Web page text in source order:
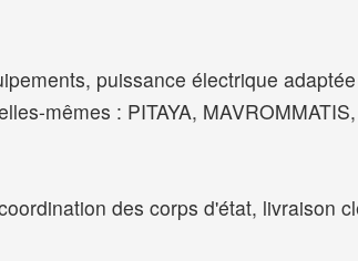
puissance électrique adaptée
mêmes : PITAYA, MAVROMMATIS,
des corps d'état, livraison